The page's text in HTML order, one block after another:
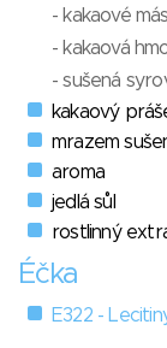
- kakaové
- kakaová
- sušená
kakaový
mrazem
aroma
jedlá sůl
rostlinný
Éčka
E322 -